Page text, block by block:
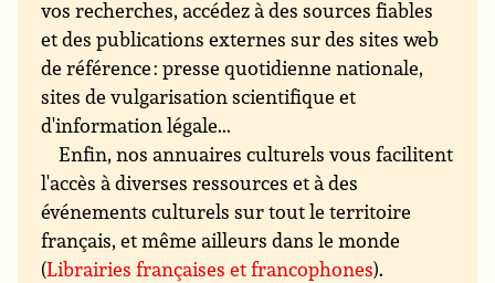
vos recherches, accédez à des sources fiables
et des publications externes sur des sites web
de référence : presse quotidienne nationale,
sites de vulgarisation scientifique et
d'information légale...
Enfin, nos annuaires culturels vous facilitent
l'accès à diverses ressources et à des
événements culturels sur tout le territoire
français, et même ailleurs dans le monde
(Librairies françaises et francophones).